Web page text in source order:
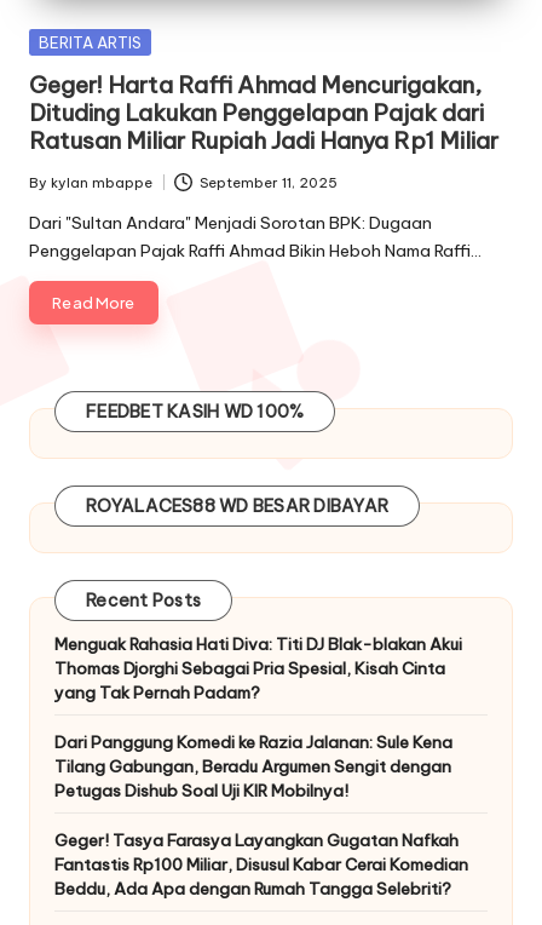
Posted
BERITA ARTIS
Geger! Harta Raffi Ahmad Mencurigakan,
Dituding Lakukan Penggelapan Pajak dari
Ratusan Miliar Rupiah Jadi Hanya Rp1 Miliar
Posted
by
By kylan mbappe September 11, 2025
Dari "Sultan Andara" Menjadi Sorotan BPK: Dugaan
Penggelapan Pajak Raffi Ahmad Bikin Heboh Nama Raffi…
Read More
FEEDBETKASIH WD 100%
ROYALACES88WD BESAR DIBAYAR
Recent Posts
Menguak Rahasia Hati Diva: Titi DJ Blak-blakan Akui
Thomas Djorghi Sebagai Pria Spesial, Kisah Cinta
yang Tak Pernah Padam?
Dari Panggung Komedi ke Razia Jalanan: Sule Kena
Tilang Gabungan, Beradu Argumen Sengit dengan
Petugas Dishub Soal Uji KIR Mobilnya!
Geger! Tasya Farasya Layangkan Gugatan Nafkah
Fantastis Rp100 Miliar, Disusul Kabar Cerai Komedian
Beddu, Ada Apa dengan Rumah Tangga Selebriti?